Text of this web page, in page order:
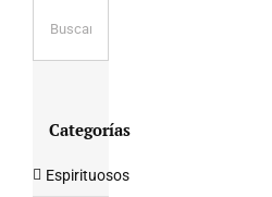
Categorías
Espirituosos